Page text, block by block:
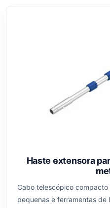
Haste extensora
Cabo telescópico
pequenas e ferramentas